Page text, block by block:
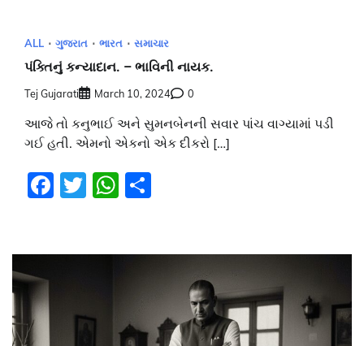
ALL ગુજરાત ભારત સમાચાર
પંક્તિનું કન્યાદાન. – ભાવિની નાયક.
Tej Gujarati March 10, 2024 0
આજે તો કનુભાઈ અને સુમનબેનની સવાર પાંચ વાગ્યામાં પડી
ગઈ હતી. એમનો એકનો એક દીકરો […]
Facebook
TwitterWhatsApp